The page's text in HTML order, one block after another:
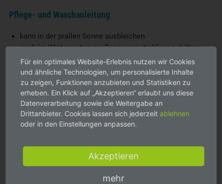
Pflege- und Waschanleitung
kann in der prallen Sonne ausbleichen
auch im Wintergarten vor Sonneneinstrahlung schützen
vor Stockflecken schützen, nicht feucht lagern
Handwäsche, mit max. 30º C und Feinwaschmittel
abwaschen
Klettverschlüße schließen
nicht schleudern
nicht in der Sonne trocknen
nicht maschinell trocknen
Für ein optimales Website-Erlebnis nutzen wir Cookies
und ähnliche Technologien, um personalisierte Inhalte
zu zeigen, Funktionen anzubieten und Statistiken zu
erheben. Ein Klick auf „Akzeptieren“ erlaubt uns diese
Datenverarbeitung sowie die Weitergabe an
Drittanbieter. Cookies lassen sich jederzeit ablehnen
oder in den Einstellungen anpassen.
Akzeptieren
mehr